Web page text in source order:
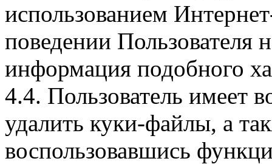
использованием
поведении Пользователя
информация подобного
4.4. Пользователь имеет
удалить куки-файлы, а
воспользовавшись